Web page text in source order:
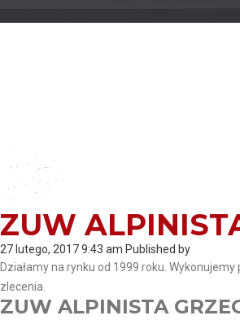
ZUW
27 lutego, 2017 9:43 am Published by
Działamy na rynku od 1999 roku.
zlecenia.
ZUW ALPINISTA